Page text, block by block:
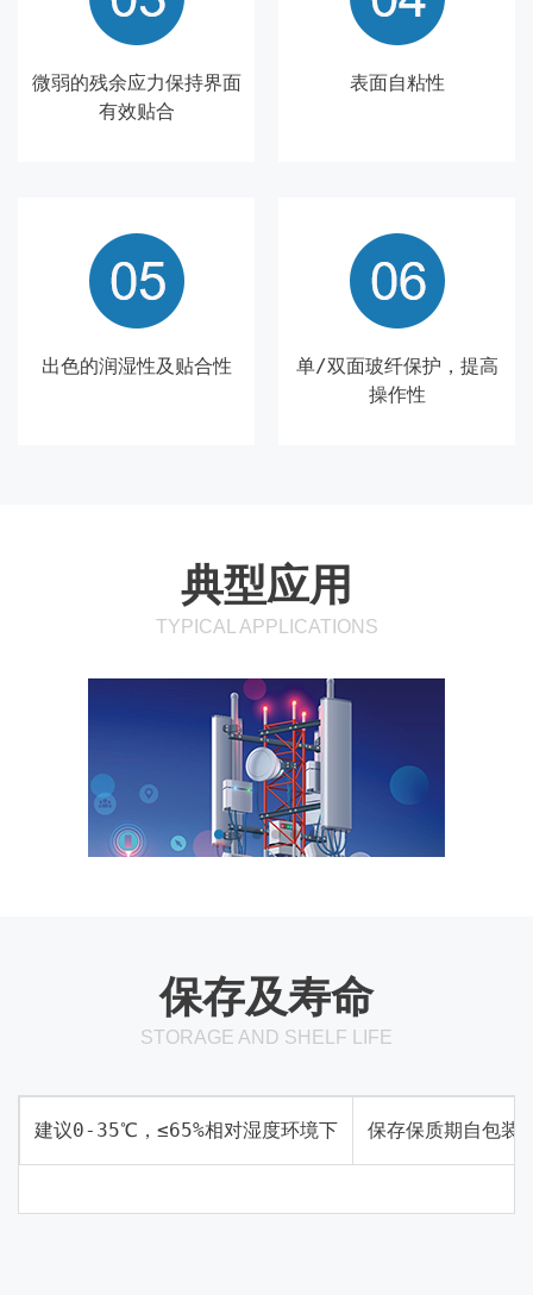
微弱的残余应力保持界面
有效贴合
表面自粘性
出色的润湿性及贴合性
单/双面玻纤保护，提高
操作性
典型应用
TYPICAL APPLICATIONS
保存及寿命